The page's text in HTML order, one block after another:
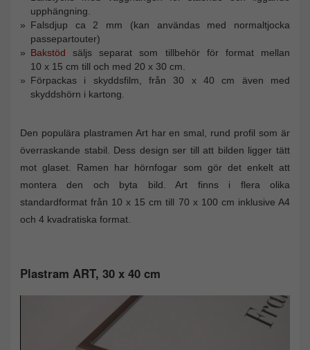
upphängning.
Falsdjup ca 2 mm (kan användas med normaltjocka
passepartouter)
Bakstöd säljs separat som tillbehör för format mellan
10 x 15 cm till och med 20 x 30 cm.
Förpackas i skyddsfilm, från 30 x 40 cm även med
skyddshörn i kartong.
Den populära plastramen Art har en smal, rund profil som är
överraskande stabil. Dess design ser till att bilden ligger tätt
mot glaset. Ramen har hörnfogar som gör det enkelt att
montera den och byta bild. Art finns i flera olika
standardformat från 10 x 15 cm till 70 x 100 cm inklusive A4
och 4 kvadratiska format.
Plastram ART, 30 x 40 cm